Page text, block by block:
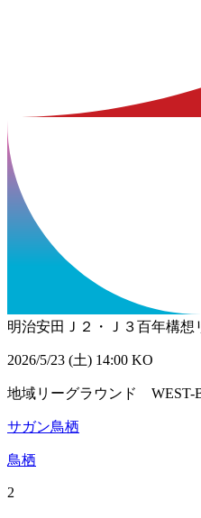
明治安田Ｊ２・Ｊ３百年構想
2026/5/23 (土) 14:00 KO
地域リーグラウンド
サガン鳥栖
鳥栖
2